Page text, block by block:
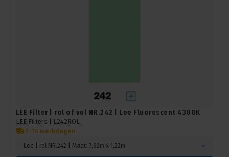
LEE Filter | rol of vel NR.242 | Lee Fluorescent 4300K
LEE Filters |
L242ROL
7-14 werkdagen
Lee | rol NR.242 | Maat: 7,62m x 1,22m